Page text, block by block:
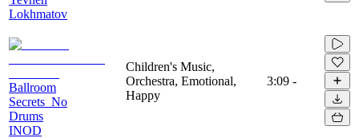
Lokhmatov
Ballroom
Secrets_No
Drums
INOD
Children's Music,
Orchestra, Emotional,
Happy
3:09 -